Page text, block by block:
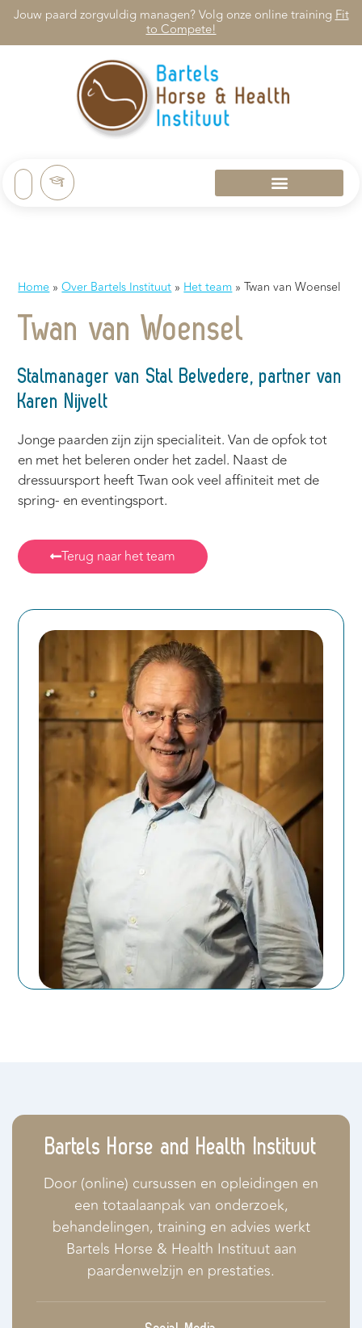
Jouw paard zorgvuldig managen? Volg onze online trainingFit
to Compete!
Home»Over Bartels Instituut»Het team»Twan van Woensel
Twan van Woensel
Stalmanager van Stal Belvedere, partner van
Karen Nijvelt
Jonge paarden zijn zijn specialiteit. Van de opfok tot
en met het beleren onder het zadel. Naast de
dressuursport heeft Twan ook veel affiniteit met de
spring- en eventingsport.
Terug naar het team
Bartels Horse and Health Instituut
Door (online) cursussen en opleidingen en
een totaalaanpak van onderzoek,
behandelingen, training en advies werkt
Bartels Horse & Health Instituut aan
paardenwelzijn en prestaties.